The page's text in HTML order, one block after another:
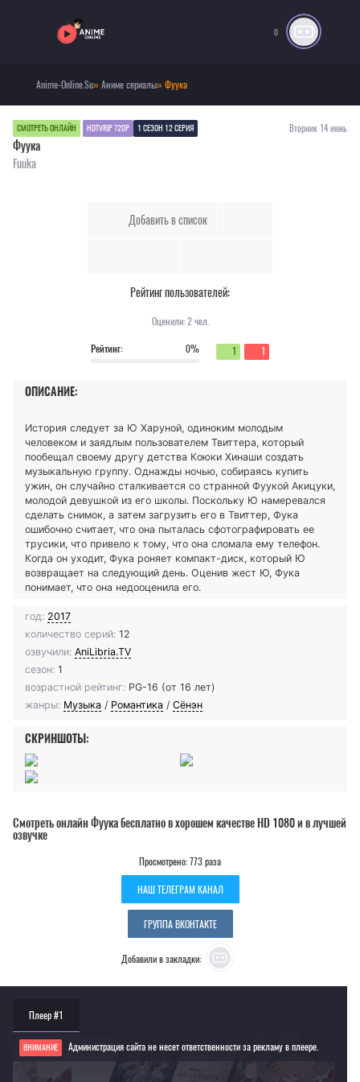
0
Anime-Online.Su»Аниме сериалы» Фуука
СМОТРЕТЬ ОНЛАЙН HDTVRIP 720P 1 СЕЗОН 12 СЕРИЯ Вторник 14 июнь
Фуука
Fuuka
Добавить в список
Рейтинг пользователей:
Оценили:2чел.
Рейтинг:
0% 1 1
ОПИСАНИЕ:
История следует за Ю Харуной, одиноким молодым
человеком и заядлым пользователем Твиттера, который
пообещал своему другу детства Коюки Хинаши создать
музыкальную группу. Однажды ночью, собираясь купить
ужин, он случайно сталкивается со странной Фуукой Акицуки,
молодой девушкой из его школы. Поскольку Ю намеревался
сделать снимок, а затем загрузить его в Твиттер, Фука
ошибочно считает, что она пыталась сфотографировать ее
трусики, что привело к тому, что она сломала ему телефон.
Когда он уходит, Фука роняет компакт-диск, который Ю
возвращает на следующий день. Оценив жест Ю, Фука
понимает, что она недооценила его.
год: 2017
количество серий: 12
озвучили: AniLibria.TV
сезон: 1
возрастной рейтинг: PG-16 (от 16 лет)
жанры: Музыка / Романтика / Сёнэн
СКРИНШОТЫ:
Смотреть онлайн Фуука бесплатно в хорошем качестве HD 1080 и в лучшей
озвучке
Просмотрено: 773 раза
НАШ ТЕЛЕГРАМ КАНАЛ
ГРУППА ВКОНТАКТЕ
Добавили в закладки:
Плеер #1
ВНИМАНИЕ Администрация сайта не несет ответственности за рекламу в плеере.
Если видео не работает, обновите страницу или выберите другой плеер!